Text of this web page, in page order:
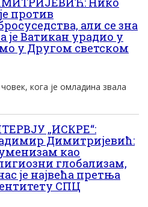
против
али се зна
је Ватикан урадио у
у Другом светском
кога је омладина звала
„ИСКРЕ“:
Димитријевић:
као
глобализам,
је највећа претња
СПЦ